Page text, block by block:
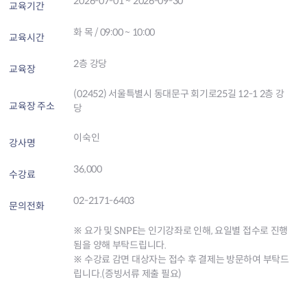
교육기간
교육시간 화 목 / 09:00 ~ 10:00
교육장 2층 강당
교육장 주소
(02452) 서울특별시 동대문구 회기로25길 12-1 2층 강
당
강사명 이숙인
수강료 36,000
문의전화 02-2171-6403
※ 요가 및 SNPE는 인기강좌로 인해, 요일별 접수로 진행
됨을 양해 부탁드립니다.
※ 수강료 감면 대상자는 접수 후 결제는 방문하여 부탁드
립니다.(증빙서류 제출 필요)